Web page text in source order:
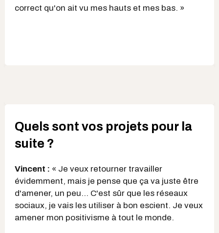
correct qu'on ait vu mes hauts et mes bas. »
Quels sont vos projets pour la
suite ?
Vincent : « Je veux retourner travailler
évidemment, mais je pense que ça va juste être
d'amener, un peu... C'est sûr que les réseaux
sociaux, je vais les utiliser à bon escient. Je veux
amener mon positivisme à tout le monde.